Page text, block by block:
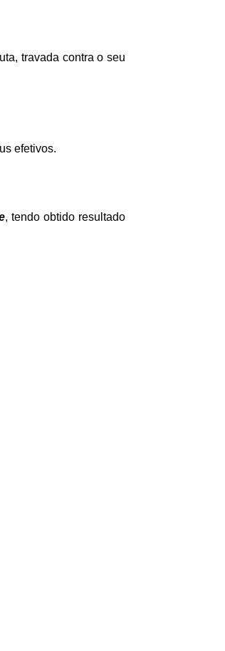
travada contra o seu
efetivos.
, tendo obtido resultado